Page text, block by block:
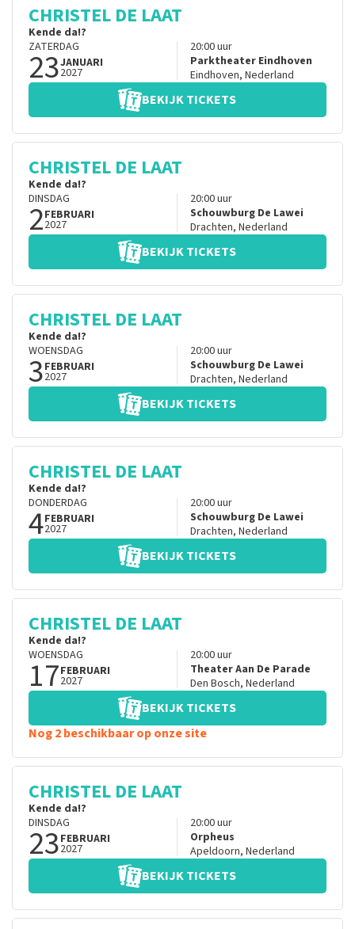
CHRISTEL DE LAAT
Kende da!?
ZATERDAG
23JANUARI
2027
20:00uur
Parktheater Eindhoven
Eindhoven, Nederland
BEKIJK TICKETS
CHRISTEL DE LAAT
Kende da!?
DINSDAG
2FEBRUARI
2027
20:00uur
Schouwburg De Lawei
Drachten, Nederland
BEKIJK TICKETS
CHRISTEL DE LAAT
Kende da!?
WOENSDAG
3FEBRUARI
2027
20:00uur
Schouwburg De Lawei
Drachten, Nederland
BEKIJK TICKETS
CHRISTEL DE LAAT
Kende da!?
DONDERDAG
4FEBRUARI
2027
20:00uur
Schouwburg De Lawei
Drachten, Nederland
BEKIJK TICKETS
CHRISTEL DE LAAT
Kende da!?
WOENSDAG
17FEBRUARI
2027
20:00uur
Theater Aan De Parade
Den Bosch, Nederland
BEKIJK TICKETS
Nog 2 beschikbaar op onze site
CHRISTEL DE LAAT
Kende da!?
DINSDAG
23FEBRUARI
2027
20:00uur
Orpheus
Apeldoorn, Nederland
BEKIJK TICKETS